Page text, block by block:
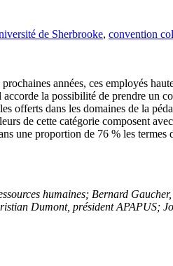
de Sherbrooke, convention
années, ces employés
la possibilité de prendre un
offerts dans les domaines de la
de cette catégorie composent
une proportion de 76 % les termes
humaines; Bernard
Dumont, président APAPUS;